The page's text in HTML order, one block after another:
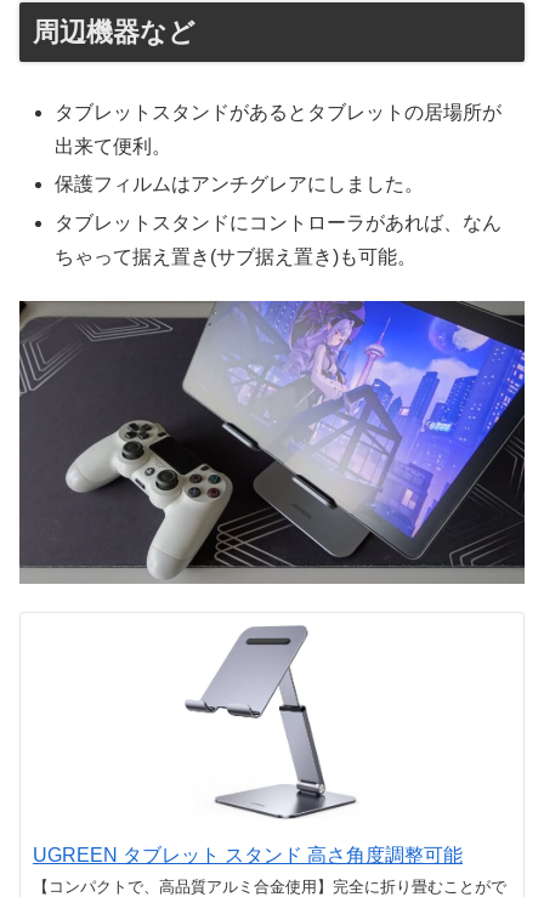
周辺機器など
タブレットスタンドがあるとタブレットの居場所が
出来て便利。
保護フィルムはアンチグレアにしました。
タブレットスタンドにコントローラがあれば、なん
ちゃって据え置き(サブ据え置き)も可能。
UGREEN タブレット スタンド 高さ角度調整可能
【コンパクトで、高品質アルミ合金使用】完全に折り畳むことがで